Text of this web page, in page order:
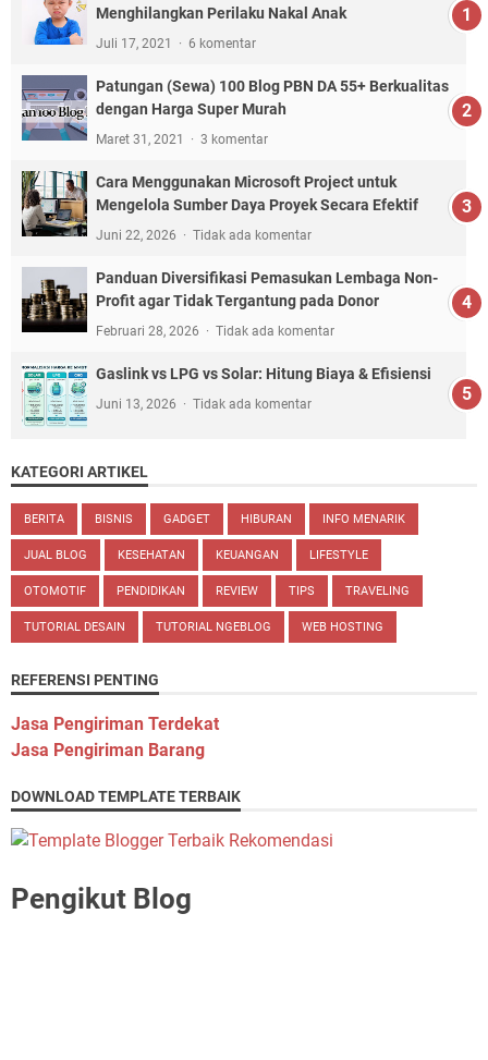
Menghilangkan Perilaku Nakal Anak
Juli 17, 2021 6 komentar
Patungan (Sewa) 100 Blog PBN DA 55+ Berkualitas
dengan Harga Super Murah
Maret 31, 2021 3 komentar
Cara Menggunakan Microsoft Project untuk
Mengelola Sumber Daya Proyek Secara Efektif
Juni 22, 2026 Tidak ada komentar
Panduan Diversifikasi Pemasukan Lembaga Non-
Profit agar Tidak Tergantung pada Donor
Februari 28, 2026 Tidak ada komentar
Gaslink vs LPG vs Solar: Hitung Biaya & Efisiensi
Juni 13, 2026 Tidak ada komentar
KATEGORI ARTIKEL
BERITA BISNIS GADGET HIBURAN INFO MENARIK
JUAL BLOG KESEHATAN KEUANGAN LIFESTYLE
OTOMOTIF PENDIDIKAN REVIEW TIPS TRAVELING
TUTORIAL DESAIN TUTORIAL NGEBLOG WEB HOSTING
REFERENSI PENTING
Jasa Pengiriman Terdekat
Jasa Pengiriman Barang
DOWNLOAD TEMPLATE TERBAIK
Pengikut Blog